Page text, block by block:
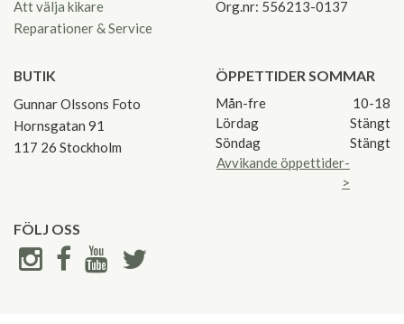
Att välja kikare
Reparationer & Service
Org.nr: 556213-0137
BUTIK
Gunnar Olssons Foto
Hornsgatan 91
117 26 Stockholm
ÖPPETTIDER SOMMAR
Mån-fre
10-18
Lördag
Stängt
Söndag
Stängt
Avvikande öppettider-
>
FÖLJ OSS